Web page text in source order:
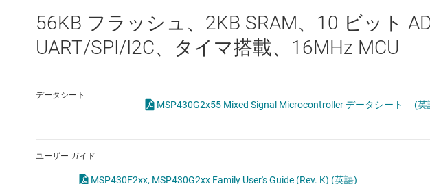
インターフェイス
オーディオ、ハプティクス、およびピエゾ
ダイ / ウェハー サービス
マイ
リ
56KB フラッシュ、2KB SRAM、10 ビット
UART/SPI/I2C、タイマ搭載、16MHz MCU
データシート
MSP430G2x55 Mixed Signal Microcontroller データシート (英
ユーザー ガイド
MSP430F2xx, MSP430G2xx Family User's Guide (Rev. K) (英語)